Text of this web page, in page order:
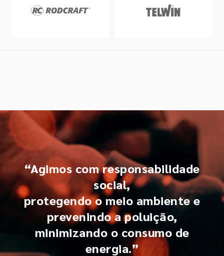
“Agimos com responsabilidade
social,
protegendo o meio ambiente e
prevenindo a poluição,
minimizando o consumo de
energia.”